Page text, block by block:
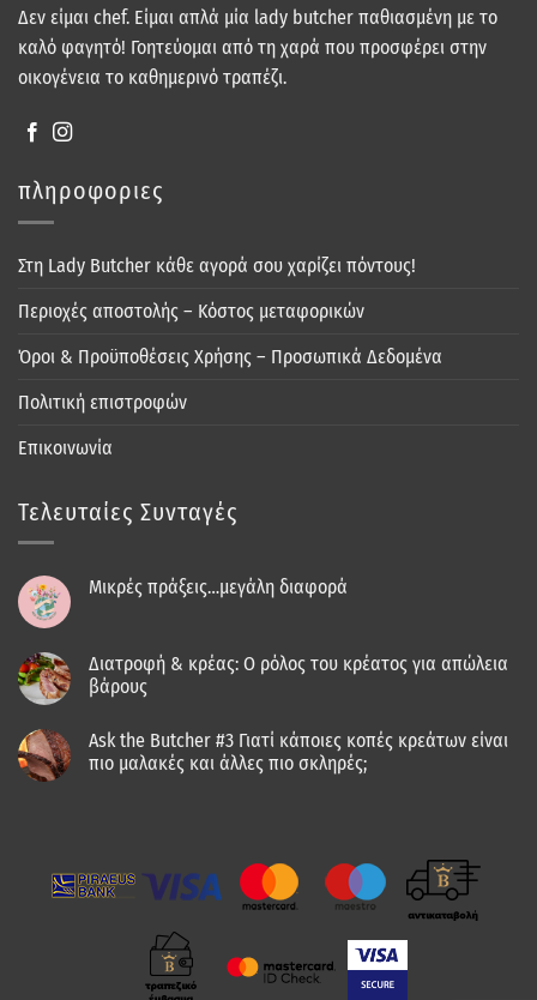
Δεν είμαι chef. Είμαι απλά μία lady butcher παθιασμένη με το
καλό φαγητό! Γοητεύομαι από τη χαρά που προσφέρει στην
οικογένεια το καθημερινό τραπέζι.
πληροφοριες
Στη Lady Butcher κάθε αγορά σου χαρίζει πόντους!
Περιοχές αποστολής – Κόστος μεταφορικών
Όροι & Προϋποθέσεις Χρήσης – Προσωπικά Δεδομένα
Πολιτική επιστροφών
Επικοινωνία
Τελευταίες Συνταγές
Μικρές πράξεις…μεγάλη διαφορά
Διατροφή & κρέας: Ο ρόλος του κρέατος για απώλεια
βάρους
Ask the Butcher #3 Γιατί κάποιες κοπές κρεάτων είναι
πιο μαλακές και άλλες πιο σκληρές;